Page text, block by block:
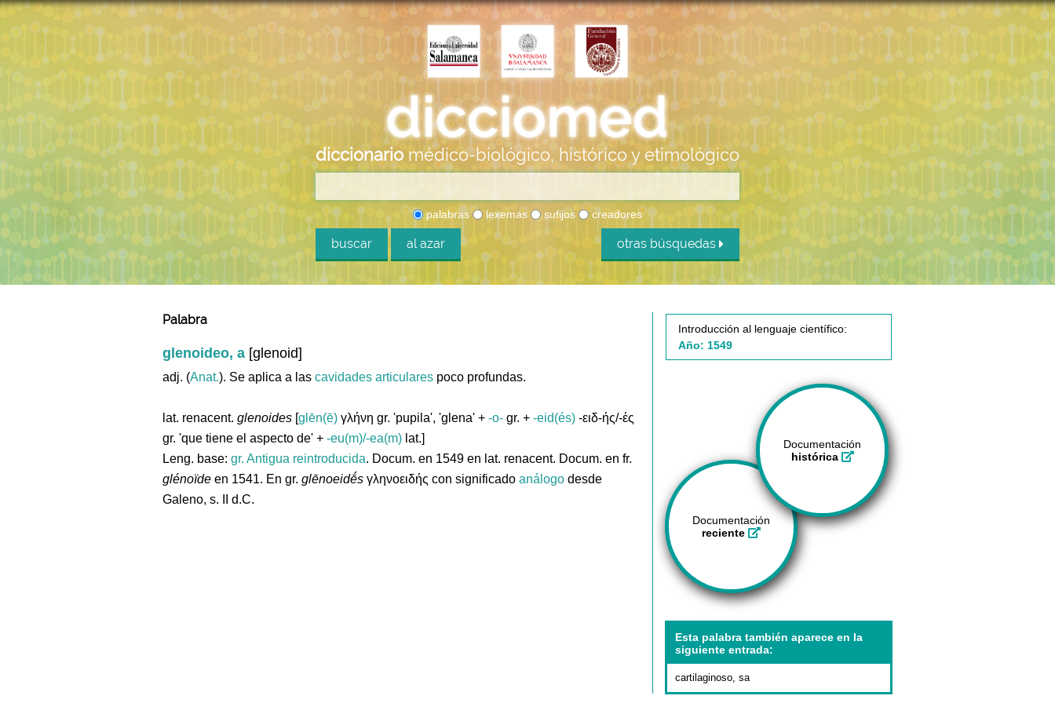
diccionario médico-biológico, histórico y etimológico
palabras lexemas sufijos creadores
buscar al azar otras búsquedas
Palabra
glenoideo, a [glenoid]
adj. (Anat.). Se aplica a las cavidades articulares poco profundas.
lat. renacent. glenoides [glēn(ē) γλήνη gr. 'pupila', 'glena' + -o- gr. + -eid(és) -ειδ-ής/-ές
gr. 'que tiene el aspecto de' + -eu(m)/-ea(m) lat.]
Leng. base: gr. Antigua reintroducida. Docum. en 1549 en lat. renacent. Docum. en fr.
glénoïde en 1541. En gr. glēnoeidḗs γληνοειδής con significado análogo desde
Galeno, s. II d.C.
Introducción al lenguaje científico:
Año: 1549
Documentación
histórica
Documentación
reciente
Esta palabra también aparece en la
siguiente entrada:
cartilaginoso, sa